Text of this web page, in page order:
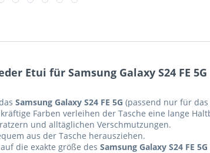
Etui für Samsung Galaxy S24 FE
Samsung Galaxy S24 FE 5G (passend nur für das
Farben verleihen der Tasche eine lange
und alltäglichen Verschmutzungen.
aus der Tasche herausziehen.
die exakte größe des Samsung Galaxy S24 FE 5G